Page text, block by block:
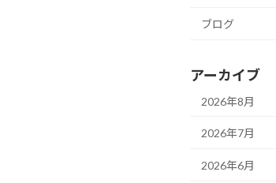
ブログ
アーカイブ
2026年8月
2026年7月
2026年6月